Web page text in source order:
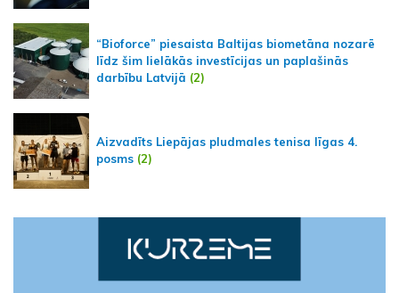
“Bioforce” piesaista Baltijas biometāna nozarē
līdz šim lielākās investīcijas un paplašinās
darbību Latvijā (2)
Aizvadīts Liepājas pludmales tenisa līgas 4.
posms (2)